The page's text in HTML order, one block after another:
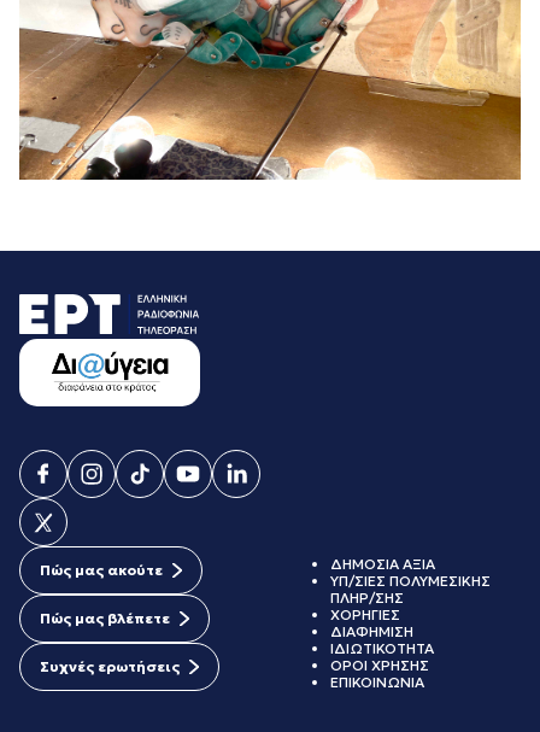
Πώς μας ακούτε
Πώς μας βλέπετε
Συχνές ερωτήσεις
ΔΗΜΟΣΙΑ ΑΞΙΑ
ΥΠ/ΣΙΕΣ ΠΟΛΥΜΕΣΙΚΗΣ
ΠΛΗΡ/ΣΗΣ
ΧΟΡΗΓΙΕΣ
ΔΙΑΦΗΜΙΣΗ
ΙΔΙΩΤΙΚΟΤΗΤΑ
ΟΡΟΙ ΧΡΗΣΗΣ
ΕΠΙΚΟΙΝΩΝΙΑ